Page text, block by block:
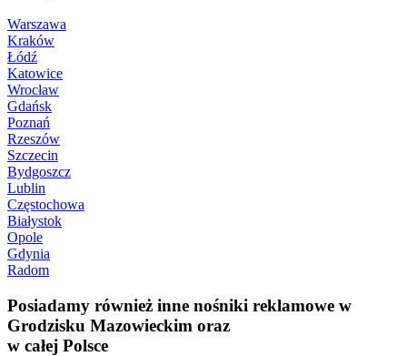
Warszawa
Kraków
Łódź
Katowice
Wrocław
Gdańsk
Poznań
Rzeszów
Szczecin
Bydgoszcz
Lublin
Częstochowa
Białystok
Opole
Gdynia
Radom
Posiadamy również inne nośniki reklamowe w
Grodzisku Mazowieckim oraz
w całej Polsce